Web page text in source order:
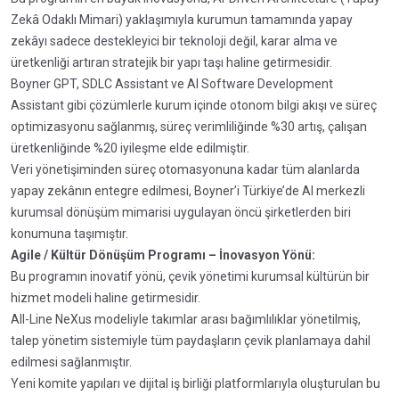
Zekâ Odaklı Mimari) yaklaşımıyla kurumun tamamında yapay
zekâyı sadece destekleyici bir teknoloji değil, karar alma ve
üretkenliği artıran stratejik bir yapı taşı haline getirmesidir.
Boyner GPT, SDLC Assistant ve AI Software Development
Assistant gibi çözümlerle kurum içinde otonom bilgi akışı ve süreç
optimizasyonu sağlanmış, süreç verimliliğinde %30 artış, çalışan
üretkenliğinde %20 iyileşme elde edilmiştir.
Veri yönetişiminden süreç otomasyonuna kadar tüm alanlarda
yapay zekânın entegre edilmesi, Boyner’i Türkiye’de AI merkezli
kurumsal dönüşüm mimarisi uygulayan öncü şirketlerden biri
konumuna taşımıştır.
Agile / Kültür Dönüşüm Programı – İnovasyon Yönü:
Bu programın inovatif yönü, çevik yönetimi kurumsal kültürün bir
hizmet modeli haline getirmesidir.
All-Line NeXus modeliyle takımlar arası bağımlılıklar yönetilmiş,
talep yönetim sistemiyle tüm paydaşların çevik planlamaya dahil
edilmesi sağlanmıştır.
Yeni komite yapıları ve dijital iş birliği platformlarıyla oluşturulan bu